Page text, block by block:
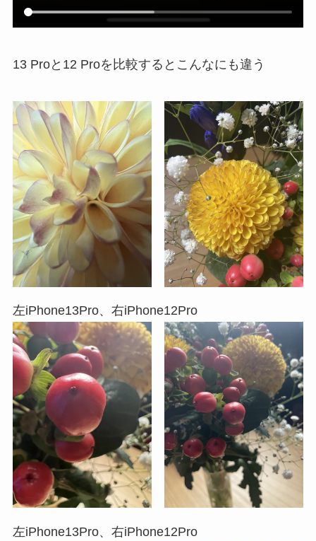
13 Proと12 Proを比較するとこんなにも違う
左iPhone13Pro、右iPhone12Pro
左iPhone13Pro、右iPhone12Pro